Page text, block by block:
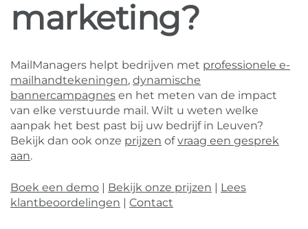
marketing?
MailManagers helpt bedrijven met professionele e-
mailhandtekeningen, dynamische
bannercampagnes en het meten van de impact
van elke verstuurde mail. Wilt u weten welke
aanpak het best past bij uw bedrijf in Leuven?
Bekijk dan ook onze prijzen ofvraag een gesprek
aan.
Boek een demo Bekijk onze prijzen
Lees
klantbeoordelingen
Contact